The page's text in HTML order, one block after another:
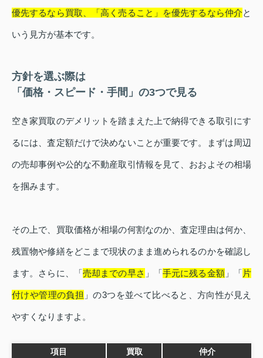
優先するなら買取、「高く売ること」を優先するなら仲介と
いう見方が基本です。
方針を選ぶ際は
「価格・スピード・手間」の3つで見る
空き家買取のデメリットを踏まえた上で納得できる取引にす
るには、査定額だけで決めないことが重要です。まずは周辺
の売却事例や公的な不動産取引情報を見て、おおよその相場
を掴みます。
その上で、買取価格が相場の何割なのか、査定理由は何か、
残置物や修繕をどこまで現状のまま進められるのかを確認し
ます。さらに、「売却までの早さ 」「手元に残る金額」「 片
付けや管理の負担 」の3つを並べて比べると、方向性が見え
やすくなりますよ。
項目 買取 仲介